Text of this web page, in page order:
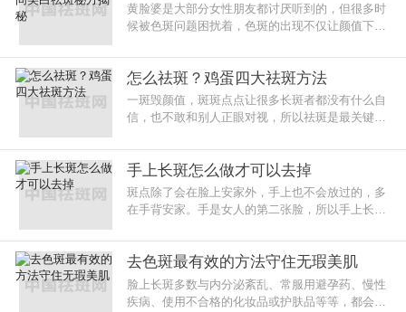
黄脸婆是大部分女性朋友都讨厌听到的，但很多时
候被色斑问题困扰着，色斑的出现不仅让颜值下
脸婆
怎么祛斑？鸡蛋四大祛斑方法
一斑毁颜值，斑斑点点让很多长斑者都没有什么自
信，也不敢和别人正眼对视，所以祛斑是最关键
么选择。
手上长斑怎么做才可以去掉
斑点除了会在脸上安家外，手上也不会放过的，多
在手背安家。手是女人的第二张脸，所以手上长斑
去色斑最有效的方法守住无瑕美肌
脸上长斑多数与内分泌紊乱、常服用避孕药、慢性
疾病、使用不合格的化妆品或护肤品等等，都会导